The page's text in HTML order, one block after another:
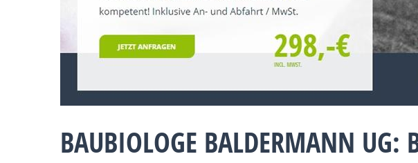
BAUBIOLOGE BALDERMANN UG: